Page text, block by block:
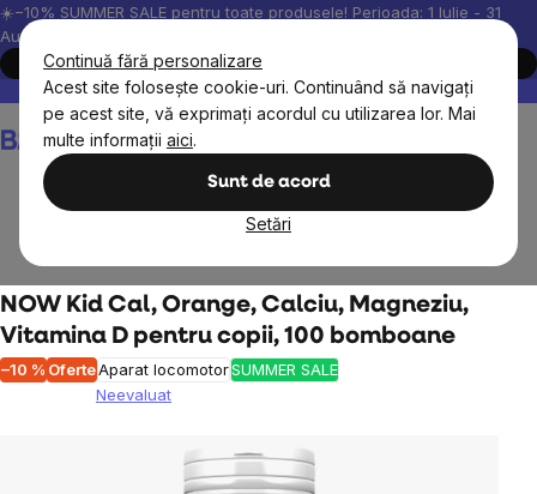
Continuă fără personalizare
Acest site folosește cookie-uri. Continuând să navigați
pe acest site, vă exprimați acordul cu utilizarea lor. Mai
multe informații aici.
Sunt de acord
Setări
Treci
la
conținut
☀️−10% SUMMER SALE pentru toate produsele! Perioada: 1 Iulie - 31
August, 2026.
Cumpără acum
Peste 200.000 de recenzii verificate
Produsele noastre sunt
Coş
de
NOW Kid Cal, Orange, Calciu, Magneziu,
Vitamina D pentru copii, 100 bomboane
–10 % OferteAparat locomotorSUMMER SALE
Neevaluat